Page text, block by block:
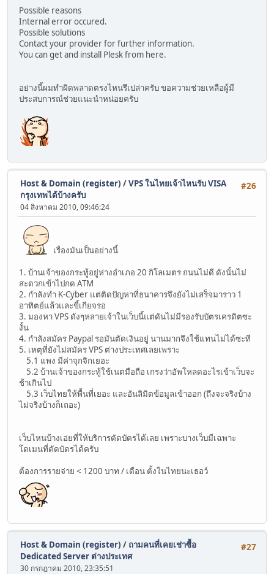
Possible reasons
Internal error occured.
Possible solutions
Contact your provider for further information.
You can get and install Plesk from here.
อย่างนี้ผมทำผิดพลาดตรงไหนรึเปล่าครับ ขอความช่วยเหลือผู้มี
ประสบการณ์ช่วยแนะนำหน่อยครับ
#26
Host & Domain (register) /VPS ในไทยเจ้าไหนรับ VISA
กรุงเทพได้บ้างครับ
04 สิงหาคม 2010, 09:46:24
เรื่องมันเป็นอย่างนี้
1. บ้านเจ้าของกระทู้อยู่ห่างอำเภอ 20 กิโลเมตร ถนนไม่ดี ดังนั้นไม่
สะดวกเข้าไปกด ATM
2. กำลังทำ K-Cyber แต่ติดปัญหาที่ธนาคารจึงยังไม่เสร็จมาราว 1
อาทิตย์แล้วและขี้เกียจรอ
3. มองหา VPS ดังๆหลายเจ้าในเว็บนี้แต่ดันไม่มีรองรับบัตรเครดิตซะ
งั้น
4. กำลังสมัคร Paypal รอมันตัดเงินอยู่ นานมากจึงใช้แทนไม่ได้ซะที
5. เหตุที่ยังไม่สมัคร VPS ต่างประเทศเลยเพราะ
5.1 แพง มีค่าจุกจิกเยอะ
5.2 บ้านเจ้าของกระทู้ใช้เนตมือถือ เกรงว่าอัพโหลดอะไรเข้าเว็บจะ
ช้าเกินไป
5.3 เว็บไทยให้พื้นที่เยอะ และอันลิมิตข้อมูลเข้าออก (ถึงจะจริงบ้าง
ไม่จริงบ้างก็เถอะ)
เว็บไหนบ้างเอ่ยที่ให้บริการตัดบัตรได้เลย เพราะบางเว็บมีเฉพาะ
โดเมนที่ตัดบัตรได้ครับ
ต้องการรายจ่าย < 1200 บาท / เดือน ตั้งในไทยนะเธอว์
#27
Host & Domain (register) / ถามคนที่เคยเช่าซื้อ
Dedicated Server ต่างประเทศ
30 กรกฎาคม 2010, 23:35:51